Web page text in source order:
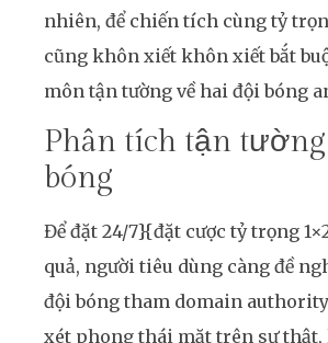
nhiên, để chiến tích cùng tỷ
cũng khôn xiết khôn xiết bắt
môn tận tường về hai đội bóng
Phân tích tận
bóng
Để đặt 24/7}{đặt cược tỷ trọng
quả, người tiêu dùng càng đề
đội bóng tham domain
xét phong thái mặt trên sự